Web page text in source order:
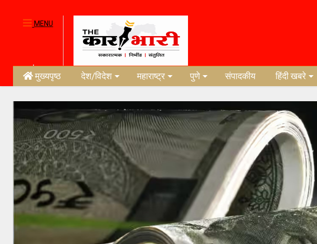
MENU
मुख्यपृष्ठ देश/विदेश महाराष्ट्र पुणे संपादकीय हिंदी खबरे